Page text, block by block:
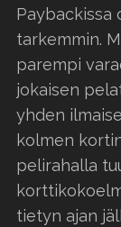
Paybackissa
tarkemmin.
parempi
jokaisen
yhden
kolmen
pelirahalla
tietyn ajan